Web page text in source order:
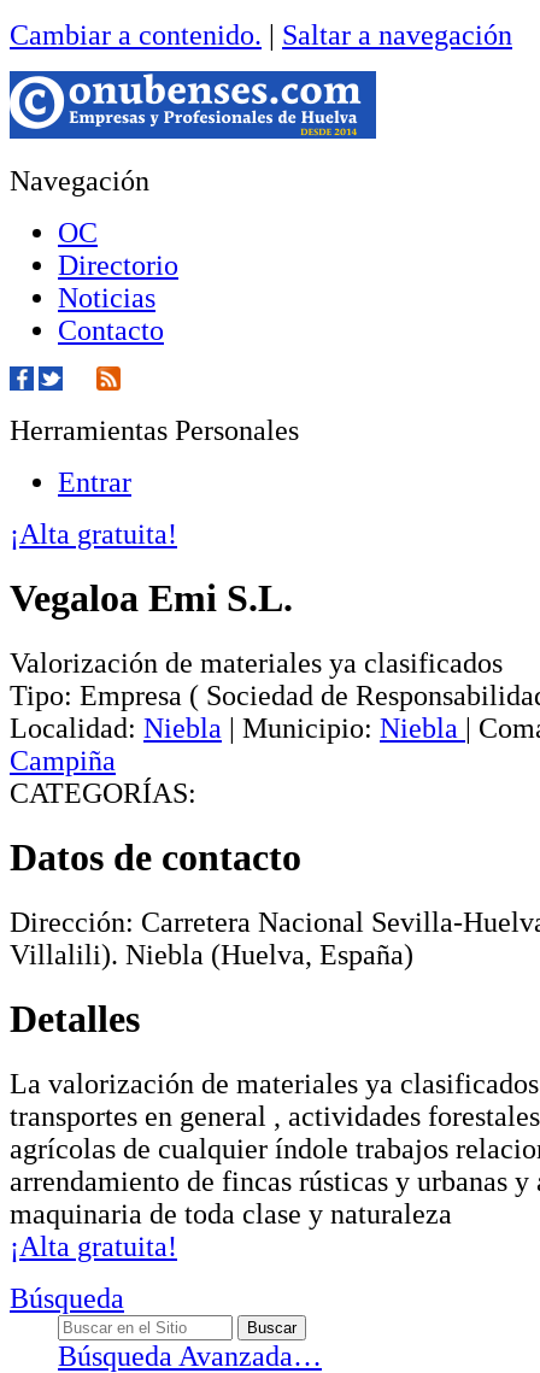
Cambiar a contenido. | Saltar a navegación
Navegación
OC
Directorio
Noticias
Contacto
Herramientas Personales
Entrar
¡Alta gratuita!
Vegaloa Emi S.L.
Valorización de materiales ya clasificados
Tipo: Empresa ( Sociedad de
Localidad: Niebla | Municipio: Niebla |
Campiña
CATEGORÍAS:
Datos de contacto
Dirección: Carretera Nacional Sevilla-
Villalili). Niebla (Huelva, España)
Detalles
La valorización de materiales ya
transportes en general , actividades
agrícolas de cualquier índole trabajos
arrendamiento de fincas rústicas y urbanas y
maquinaria de toda clase y naturaleza
¡Alta gratuita!
Búsqueda
Búsqueda Avanzada…